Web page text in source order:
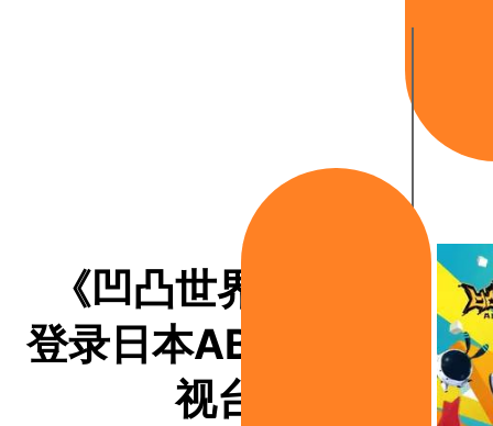
《凹凸世界》动画
登录日本ABC朝日电
视台